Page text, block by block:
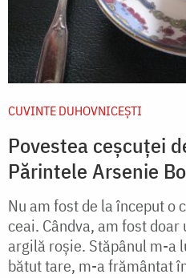
CUVINTE DUHOVNICEȘTI
Povestea ceșcuței
Părintele Arsenie
Nu am fost de la început o
ceai. Cândva, am fost doar
argilă roșie. Stăpânul m-a
bătut tare, m-a frământat